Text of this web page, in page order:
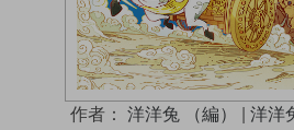
作者： 洋洋兔 （編） | 洋洋